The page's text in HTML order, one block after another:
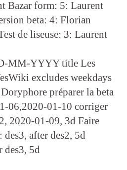
Bazar form: 5: Laurent
beta: 4: Florian
de liseuse: 3: Laurent
MM-YYYY title Les
excludes weekdays
préparer la beta
06,2020-01-10 corriger
2020-01-09, 3d Faire
after des2, 5d
des3, 5d